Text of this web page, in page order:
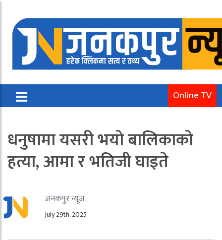
Online TV
धनुषामा यसरी भयो बालिकाको
हत्या, आमा र भतिजी घाइते
जनकपुर न्यूज
July 29th, 2025